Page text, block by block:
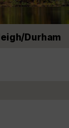
Durham